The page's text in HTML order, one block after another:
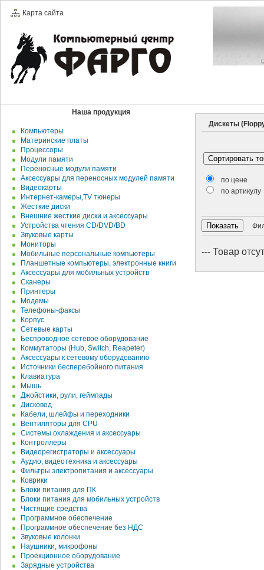
Карта сайта
Наша продукция
Компьютеры
Материнские платы
Процессоры
Модули памяти
Переносные модули памяти
Аксессуары для переносных модулей памяти
Видеокарты
Интернет-камеры,TV тюнеры
Жесткие диски
Внешние жесткие диски и аксесcуары
Устройства чтения CD/DVD/BD
Звуковые карты
Мониторы
Мобильные персональные компьютеры
Планшетные компьютеры, электронные книги
Аксессуары для мобильных устройств
Сканеры
Принтеры
Модемы
Телефоны-факсы
Корпус
Сетевые карты
Беспроводное сетевое оборудование
Коммутаторы (Hub, Switch, Reapeter)
Аксессуары к сетевому оборудованию
Источники бесперебойного питания
Клавиатура
Мышь
Джойстики, рули, геймпады
Дисковод
Кабели, шлейфы и переходники
Вентиляторы для CPU
Системы охлаждения и аксессуары
Контроллеры
Видеорегистраторы и аксессуары
Аудио, видеотехника и аксессуары
Фильтры электропитания и аксессуары
Коврики
Блоки питания для ПК
Блоки питания для мобильных устройств
Чистящие средства
Программное обеспечение
Программное обеспечение без НДС
Звуковые колонки
Наушники, микрофоны
Проекционное оборудование
Зарядные устройства
Дискеты
по цене
по артикулу
--- Товар